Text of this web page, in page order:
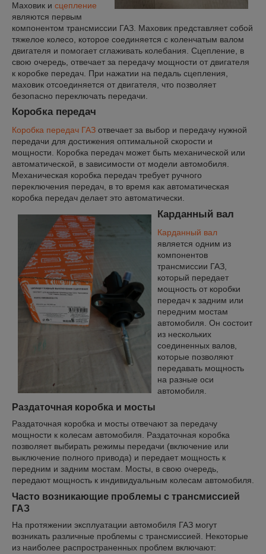
Маховик и сцепление
являются первым
компонентом трансмиссии ГАЗ. Маховик представляет собой
тяжелое колесо, которое соединяется с коленчатым валом
двигателя и помогает сглаживать колебания. Сцепление, в
свою очередь, отвечает за передачу мощности от двигателя
к коробке передач. При нажатии на педаль сцепления,
маховик отсоединяется от двигателя, что позволяет
безопасно переключать передачи.
Коробка передач
Коробка передач ГАЗ отвечает за выбор и передачу нужной
передачи для достижения оптимальной скорости и
мощности. Коробка передач может быть механической или
автоматической, в зависимости от модели автомобиля.
Механическая коробка передач требует ручного
переключения передач, в то время как автоматическая
коробка передач делает это автоматически.
Карданный вал
Карданный вал
является одним из
компонентов
трансмиссии ГАЗ,
который передает
мощность от коробки
передач к задним или
передним мостам
автомобиля. Он состоит
из нескольких
соединенных валов,
которые позволяют
передавать мощность
на разные оси
автомобиля.
Раздаточная коробка и мосты
Раздаточная коробка и мосты отвечают за передачу
мощности к колесам автомобиля. Раздаточная коробка
позволяет выбирать режимы передачи (включение или
выключение полного привода) и передает мощность к
передним и задним мостам. Мосты, в свою очередь,
передают мощность к индивидуальным колесам автомобиля.
Часто возникающие проблемы с трансмиссией
ГАЗ
На протяжении эксплуатации автомобиля ГАЗ могут
возникать различные проблемы с трансмиссией. Некоторые
из наиболее распространенных проблем включают: